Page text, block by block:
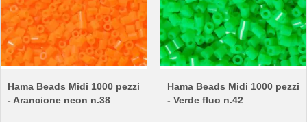
Hama Beads Midi 1000 pezzi
- Arancione neon n.38
Hama Beads Midi 1000 pezzi
- Verde fluo n.42